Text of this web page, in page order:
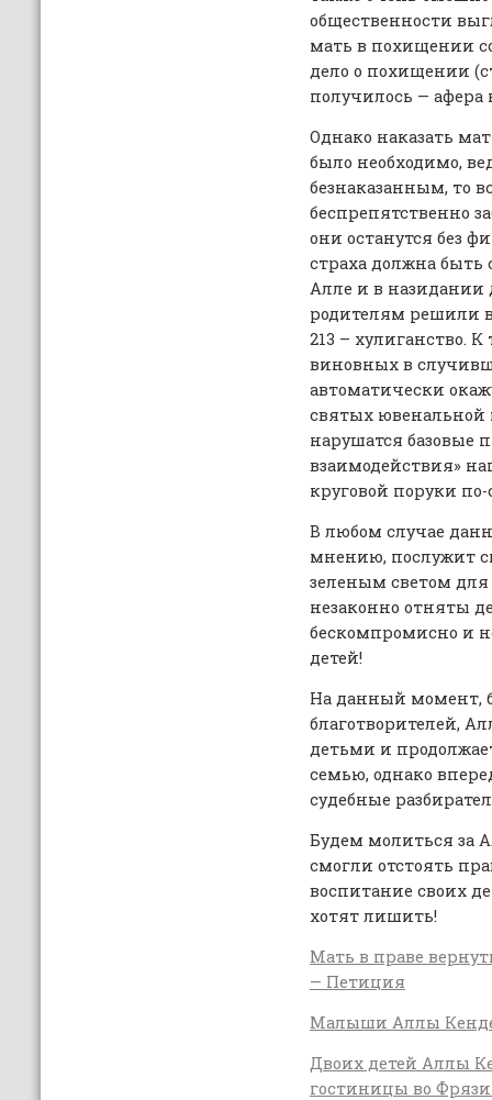
общественности
мать в похищении
дело о похищении
получилось — афера
Однако наказать
было необходимо,
безнаказанным, то
беспрепятственно
они останутся без
страха должна быть
Алле и в
родителям решили
213 – хулиганство.
виновных в
автоматически
святых
нарушатся базовые
взаимодействия»
круговой поруки по-
В любом случае
мнению, послужит
зеленым светом для
незаконно отняты
бескомпромисно и
детей!
На данный момент,
благотворителей,
детьми и
семью, однако
судебные
Будем молиться за
смогли отстоять
воспитание своих
хотят лишить!
Мать в праве
— Петиция
Малыши Аллы
Двоих детей Аллы
гостиницы во